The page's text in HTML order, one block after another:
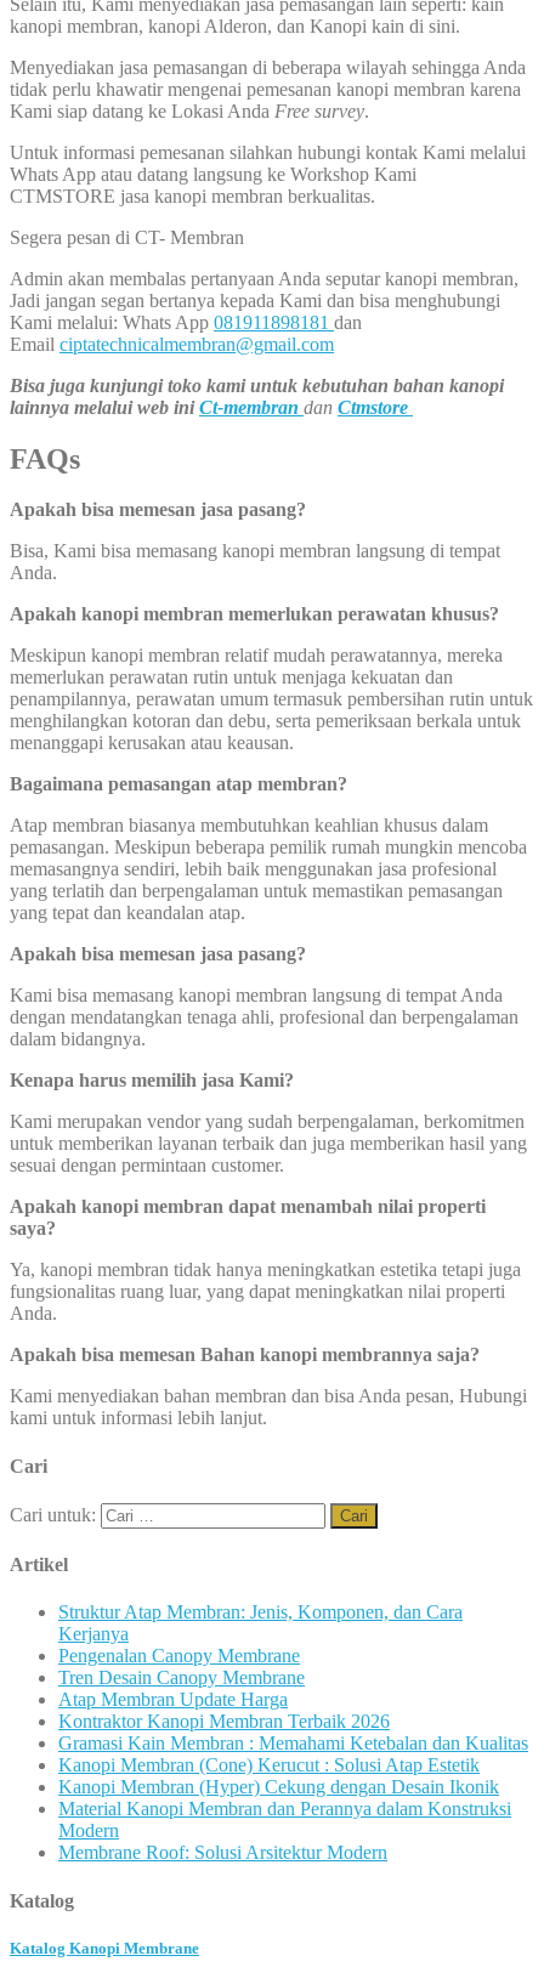
kanopi membran, kanopi Alderon, dan Kanopi kain di sini.
Menyediakan jasa pemasangan di beberapa wilayah sehingga Anda
tidak perlu khawatir mengenai pemesanan kanopi membran karena
Kami siap datang ke Lokasi Anda Free survey.
Untuk informasi pemesanan silahkan hubungi kontak Kami melalui
Whats App atau datang langsung ke Workshop Kami
CTMSTORE jasa kanopi membran berkualitas.
Segera pesan di CT- Membran
Admin akan membalas pertanyaan Anda seputar kanopi membran,
Jadi jangan segan bertanya kepada Kami dan bisa menghubungi
Kami melalui: Whats App 081911898181 dan
Email ciptatechnicalmembran@gmail.com
Bisa juga kunjungi toko kami untuk kebutuhan bahan kanopi
lainnya melalui web iniCt-membran dan Ctmstore
FAQs
Apakah bisa memesan jasa pasang?
Bisa, Kami bisa memasang kanopi membran langsung di tempat
Anda.
Apakah kanopi membran memerlukan perawatan khusus?
Meskipun kanopi membran relatif mudah perawatannya, mereka
memerlukan perawatan rutin untuk menjaga kekuatan dan
penampilannya, perawatan umum termasuk pembersihan rutin untuk
menghilangkan kotoran dan debu, serta pemeriksaan berkala untuk
menanggapi kerusakan atau keausan.
Bagaimana pemasangan atap membran?
Atap membran biasanya membutuhkan keahlian khusus dalam
pemasangan. Meskipun beberapa pemilik rumah mungkin mencoba
memasangnya sendiri, lebih baik menggunakan jasa profesional
yang terlatih dan berpengalaman untuk memastikan pemasangan
yang tepat dan keandalan atap.
Apakah bisa memesan jasa pasang?
Kami bisa memasang kanopi membran langsung di tempat Anda
dengan mendatangkan tenaga ahli, profesional dan berpengalaman
dalam bidangnya.
Kenapa harus memilih jasa Kami?
Kami merupakan vendor yang sudah berpengalaman, berkomitmen
untuk memberikan layanan terbaik dan juga memberikan hasil yang
sesuai dengan permintaan customer.
Apakah kanopi membran dapat menambah nilai properti
saya?
Ya, kanopi membran tidak hanya meningkatkan estetika tetapi juga
fungsionalitas ruang luar, yang dapat meningkatkan nilai properti
Anda.
Apakah bisa memesan Bahan kanopi membrannya saja?
Kami menyediakan bahan membran dan bisa Anda pesan, Hubungi
kami untuk informasi lebih lanjut.
Cari
Cari untuk:
Artikel
Struktur Atap Membran: Jenis, Komponen, dan Cara
Kerjanya
Pengenalan Canopy Membrane
Tren Desain Canopy Membrane
Atap Membran Update Harga
Kontraktor Kanopi Membran Terbaik 2026
Gramasi Kain Membran : Memahami Ketebalan dan Kualitas
Kanopi Membran (Cone) Kerucut : Solusi Atap Estetik
Kanopi Membran (Hyper) Cekung dengan Desain Ikonik
Material Kanopi Membran dan Perannya dalam Konstruksi
Modern
Membrane Roof: Solusi Arsitektur Modern
Katalog
Katalog Kanopi Membrane